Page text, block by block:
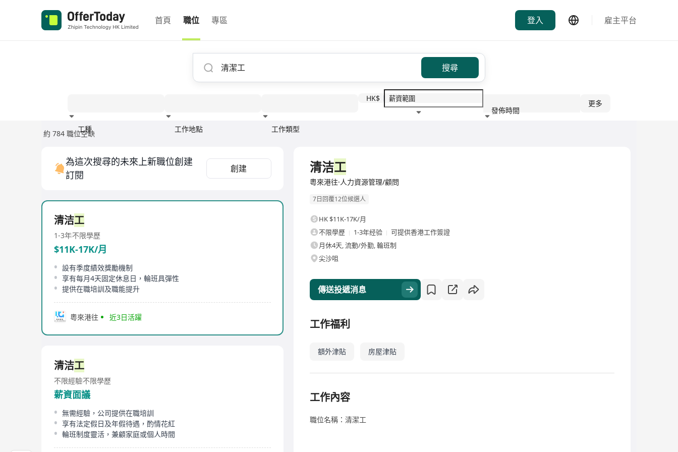
首頁 職位 專區 登入 雇主平台
搜尋
工種 工作地點 工作類型
HK$
發佈時間
更多
約 784 職位空缺
為這次搜尋的未來上新職位創建
訂閱
創建
清洁工
1-3年不限學歷
$11K-17K/月
設有季度績效獎勵機制
享有每月4天固定休息日，輪班具彈性
提供在職培訓及職能提升
粵來港往 近3日活躍
清洁工
不限經驗不限學歷
薪資面議
無需經驗，公司提供在職培訓
享有法定假日及年假待遇，酌情花紅
輪班制度靈活，兼顧家庭或個人時間
清洁工
粵來港往·人力資源管理/顧問
7日回覆12位候選人
HK $11K-17K/月
不限學歷
1-3年经验
可提供香港工作簽證
月休4天, 流動/外勤, 輪班制
尖沙咀
傳送投遞消息
工作福利
額外津貼 房屋津貼
工作內容
職位名稱：清潔工